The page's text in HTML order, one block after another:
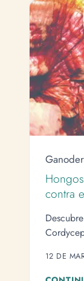
contra
12 DE